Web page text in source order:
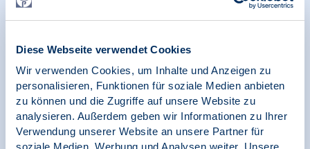
Diese Webseite verwendet Cookies
Wir verwenden Cookies, um Inhalte und Anzeigen zu
personalisieren, Funktionen für soziale Medien anbieten
zu können und die Zugriffe auf unsere Website zu
analysieren. Außerdem geben wir Informationen zu Ihrer
Verwendung unserer Website an unsere Partner für
soziale Medien, Werbung und Analysen weiter. Unsere
Raus aus der Spirale der Einsamkeit – aber
wie?, BDP, Echo
10.12.2024
Initiative Arbeitsschutz | Aufzeichnung